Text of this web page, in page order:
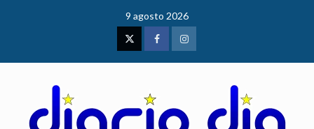
9 agosto 2026
TwitterFacebookInstagram